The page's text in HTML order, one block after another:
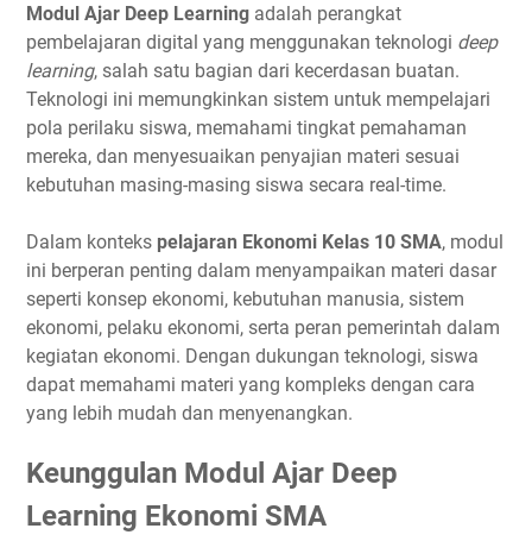
Modul Ajar Deep Learning adalah perangkat
pembelajaran digital yang menggunakan teknologi deep
learning, salah satu bagian dari kecerdasan buatan.
Teknologi ini memungkinkan sistem untuk mempelajari
pola perilaku siswa, memahami tingkat pemahaman
mereka, dan menyesuaikan penyajian materi sesuai
kebutuhan masing-masing siswa secara real-time.
Dalam konteks pelajaran Ekonomi Kelas 10 SMA, modul
ini berperan penting dalam menyampaikan materi dasar
seperti konsep ekonomi, kebutuhan manusia, sistem
ekonomi, pelaku ekonomi, serta peran pemerintah dalam
kegiatan ekonomi. Dengan dukungan teknologi, siswa
dapat memahami materi yang kompleks dengan cara
yang lebih mudah dan menyenangkan.
Keunggulan Modul Ajar Deep
Learning Ekonomi SMA